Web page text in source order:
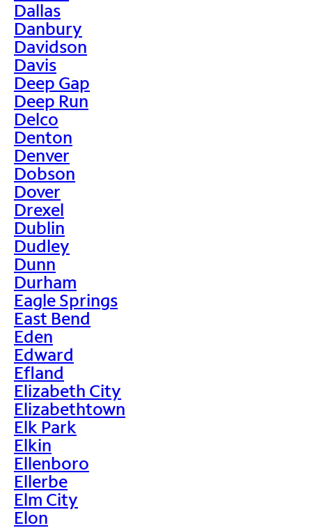
Dallas
Danbury
Davidson
Davis
Deep Gap
Deep Run
Delco
Denton
Denver
Dobson
Dover
Drexel
Dublin
Dudley
Dunn
Durham
Eagle Springs
East Bend
Eden
Edward
Efland
Elizabeth City
Elizabethtown
Elk Park
Elkin
Ellenboro
Ellerbe
Elm City
Elon